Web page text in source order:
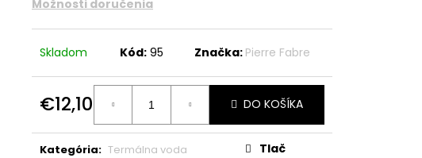
Možnosti doručenia
Skladom Kód: 95 Značka: Pierre Fabre
€12,10
Jednotková
cena:
DO KOŠÍKA
Kategória: Termálna voda
Tlač